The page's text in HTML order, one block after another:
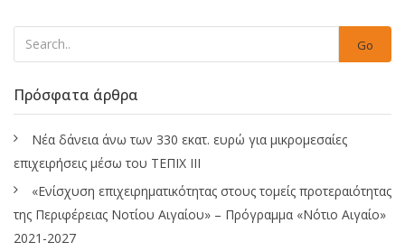
Go
Πρόσφατα άρθρα
Νέα δάνεια άνω των 330 εκατ. ευρώ για μικρομεσαίες
επιχειρήσεις μέσω του ΤΕΠΙΧ ΙΙΙ
«Ενίσχυση επιχειρηματικότητας στους τομείς προτεραιότητας
της Περιφέρειας Νοτίου Αιγαίου» – Πρόγραμμα «Νότιο Αιγαίο»
2021-2027